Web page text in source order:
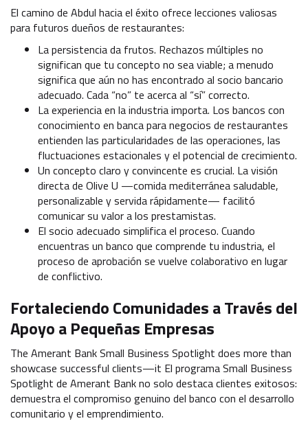
El camino de Abdul hacia el éxito ofrece lecciones valiosas
para futuros dueños de restaurantes:
La persistencia da frutos. Rechazos múltiples no
significan que tu concepto no sea viable; a menudo
significa que aún no has encontrado al socio bancario
adecuado. Cada “no” te acerca al “sí” correcto.
La experiencia en la industria importa. Los bancos con
conocimiento en banca para negocios de restaurantes
entienden las particularidades de las operaciones, las
fluctuaciones estacionales y el potencial de crecimiento.
Un concepto claro y convincente es crucial. La visión
directa de Olive U —comida mediterránea saludable,
personalizable y servida rápidamente— facilitó
comunicar su valor a los prestamistas.
El socio adecuado simplifica el proceso. Cuando
encuentras un banco que comprende tu industria, el
proceso de aprobación se vuelve colaborativo en lugar
de conflictivo.
Fortaleciendo Comunidades a Través del
Apoyo a Pequeñas Empresas
The Amerant Bank Small Business Spotlight does more than
showcase successful clients—it El programa Small Business
Spotlight de Amerant Bank no solo destaca clientes exitosos:
demuestra el compromiso genuino del banco con el desarrollo
comunitario y el emprendimiento.